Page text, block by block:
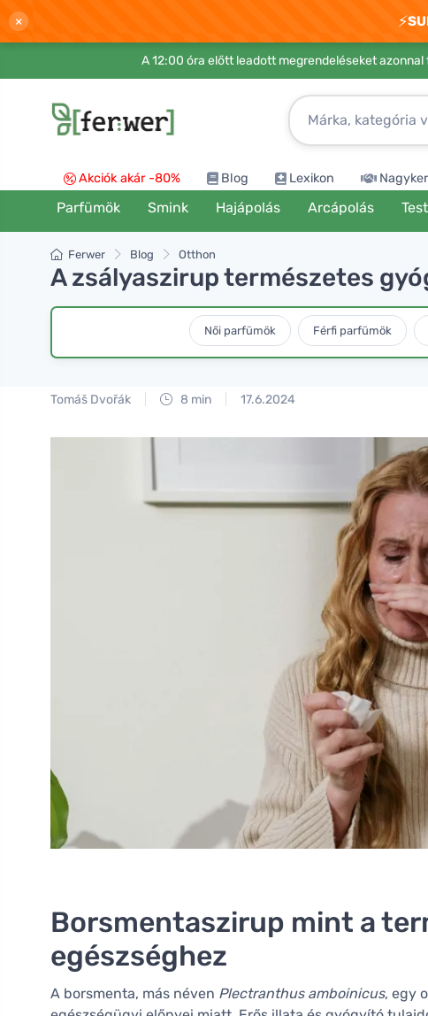
× ⚡
A 12:00 óra előtt leadott megrendeléseket azonnal
Akciók akár -80% Blog Lexikon
Parfümök Smink Hajápolás Arcápolás
Ferwer Blog Otthon
A zsályaszirup természetes
Női parfümök Férfi parfümök
Tomáš Dvořák 8 min 17.6.2024
Borsmentaszirup mint a
egészséghez
A borsmenta, más néven Plectranthus amboinicus, egy